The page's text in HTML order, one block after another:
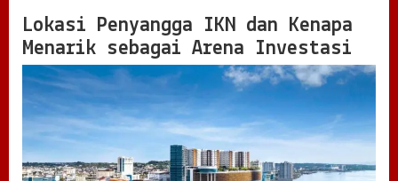
v
e
s
t
s
i
d
a
n
Lokasi Penyangga IKN dan Kenapa
Menarik sebagai Arena Investasi